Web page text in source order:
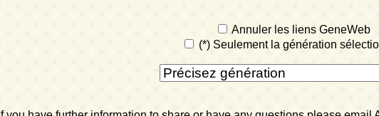
Annuler les liens GeneWeb
(*) Seulement la génération